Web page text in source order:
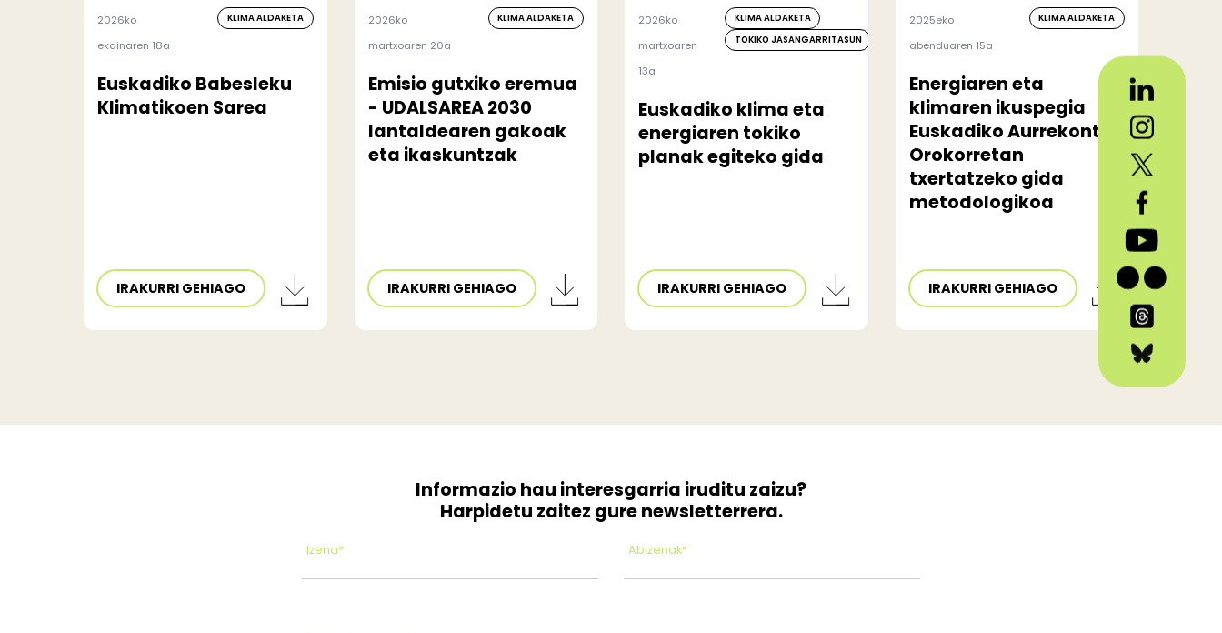
2026ko
ekainaren 18a
KLIMA ALDAKETA
Euskadiko Babesleku
Klimatikoen Sarea
IRAKURRI GEHIAGO
2026ko
martxoaren 20a
KLIMA ALDAKETA
Emisio gutxiko eremua
- UDALSAREA 2030
lantaldearen gakoak
eta ikaskuntzak
IRAKURRI GEHIAGO
2026ko
martxoaren
13a
KLIMA ALDAKETA
TOKIKO JASANGARRITASUN
Euskadiko klima eta
energiaren tokiko
planak egiteko gida
IRAKURRI GEHIAGO
2025eko
abenduaren 15a
KLIMA ALDAKETA
Energiaren eta
klimaren ikuspegia
Euskadiko Aurrekontu
Orokorretan
txertatzeko gida
metodologikoa
IRAKURRI GEHIAGO
Informazio hau interesgarria iruditu zaizu?
Harpidetu zaitez gure newsletterrera.
Izena* Abizenak*